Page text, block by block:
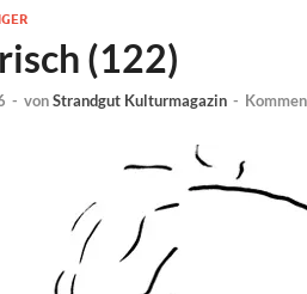
(122)
- vonStrandgut Kulturmagazin -